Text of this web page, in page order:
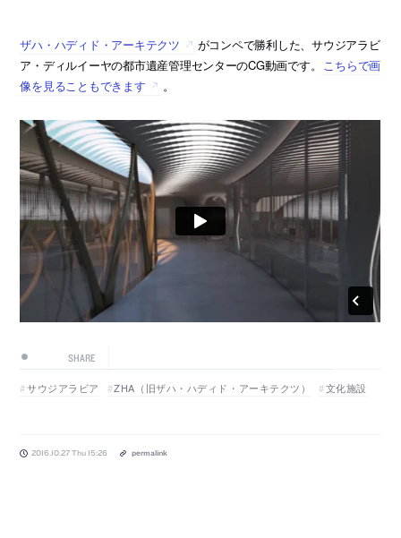
ザハ・ハディド・アーキテクツ
がコンペで勝利した、サウジアラビ
ア・ディルイーヤの都市遺産管理センターのCG動画です。
こちらで画
像を見ることもできます
。
SHARE
サウジアラビア ZHA（旧ザハ・ハディド・アーキテクツ） 文化施設
2016.10.27 Thu 15:26 permalink